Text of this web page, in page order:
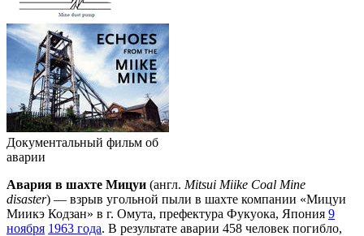
Документальный фильм об
аварии
Авария в шахте Мицуи (англ. Mitsui Miike Coal Mine
disaster) — взрыв угольной пыли в шахте компании «Мицуи
Миикэ Кодзан» в г. Омута, префектура Фукуока, Япония 9
ноября 1963 года. В результате аварии 458 человек погибло,